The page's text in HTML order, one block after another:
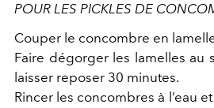
POUR LES PICKLES DE
Couper le concombre en
Faire dégorger les lamelles au
laisser reposer 30 minutes.
Rincer les concombres à l’eau